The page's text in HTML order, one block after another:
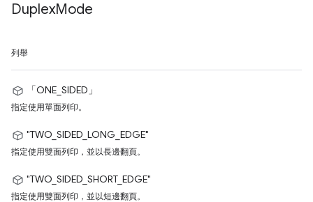
DuplexMode
列舉
「ONE_SIDED」
指定使用單面列印。
"TWO_SIDED_LONG_EDGE"
指定使用雙面列印，並以長邊翻頁。
"TWO_SIDED_SHORT_EDGE"
指定使用雙面列印，並以短邊翻頁。